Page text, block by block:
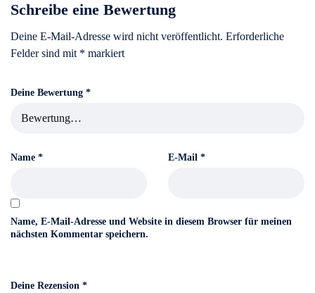
Schreibe eine Bewertung
Deine E-Mail-Adresse wird nicht veröffentlicht. Erforderliche
Felder sind mit * markiert
Deine Bewertung *
Deine Rezension *
Name * E-Mail *
Name, E-Mail-Adresse und Website in diesem Browser für meinen
nächsten Kommentar speichern.